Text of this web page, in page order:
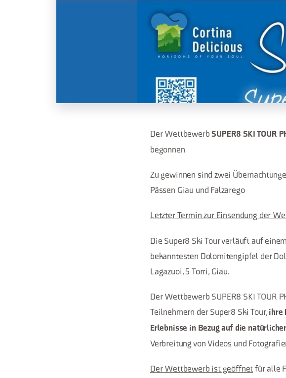
Der WettbewerbSUPER8 SKI TOUR
begonnen
Zu gewinnen sind zwei
Pässen Giau und Falzarego
Letzter Termin zur Einsendung der
Die Super8 Ski Tour verläuft auf
bekanntesten Dolomitengipfel der
Lagazuoi, 5 Torri, Giau.
Der Wettbewerb SUPER8 SKI TOUR
Teilnehmern der Super8 Ski Tour, ihre
Erlebnisse in Bezug auf die
Verbreitung von Videos und
Der Wettbewerb ist geöffnet für alle